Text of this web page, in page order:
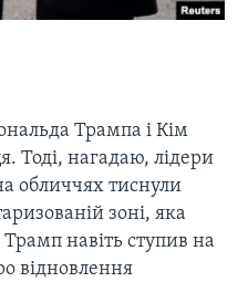
Трампа і Кім
Тоді, нагадаю, лідери
обличчях тиснули
зоні, яка
Трамп навіть ступив на
відновлення